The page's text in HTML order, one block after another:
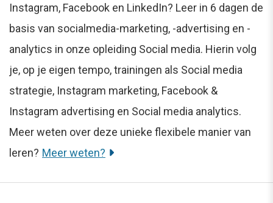
Instagram, Facebook en LinkedIn? Leer in 6 dagen de
basis van socialmedia-marketing, -advertising en -
analytics in onze opleiding Social media. Hierin volg
je, op je eigen tempo, trainingen als Social media
strategie, Instagram marketing, Facebook &
Instagram advertising en Social media analytics.
Meer weten over deze unieke flexibele manier van
leren? Meer weten?